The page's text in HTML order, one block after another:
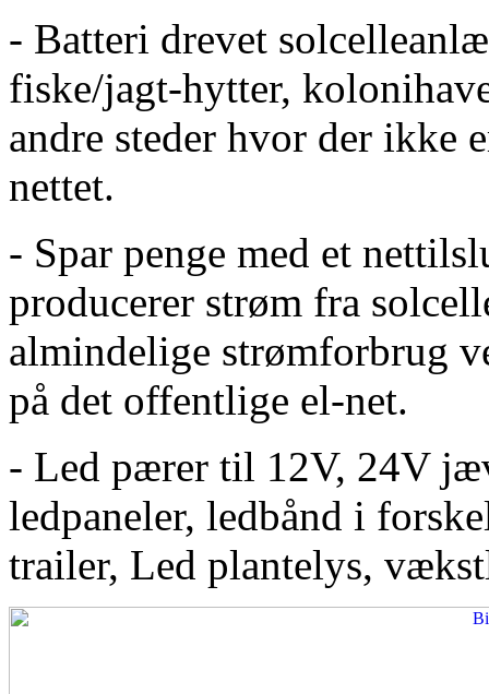
- Batteri drevet
fiske/jagt-hytter,
andre steder hvor der ikke
nettet.
- Spar penge med et
producerer strøm fra
almindelige strømforbrug
på det offentlige el-net.
- Led pærer til 12V, 24V
ledpaneler, ledbånd i
trailer, Led plantelys,